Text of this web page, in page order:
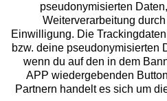
Über uns
Rechtliches
pseudonymisierten
Weiterverarbeitung
Einwilligung. Die
bzw. deine pseudonymisierten
wenn du auf den in dem
APP wiedergebenden
Partnern handelt es sich um